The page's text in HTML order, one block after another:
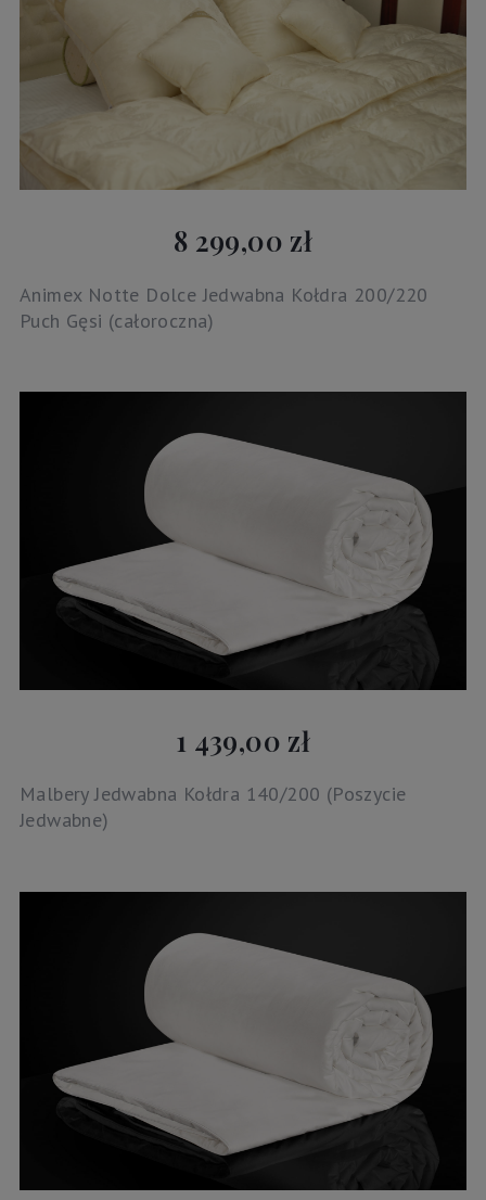
8 299,00 zł
Animex Notte Dolce Jedwabna Kołdra 200/220
Puch Gęsi (całoroczna)
1 439,00 zł
Malbery Jedwabna Kołdra 140/200 (Poszycie
Jedwabne)